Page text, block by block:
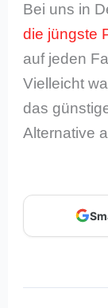
Bei uns in
die jüngste
auf jeden
Vielleicht
das
Alternative